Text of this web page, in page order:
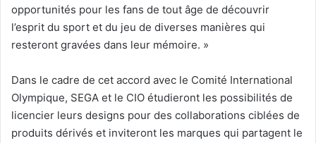
opportunités pour les fans de tout âge de découvrir
l’esprit du sport et du jeu de diverses manières qui
resteront gravées dans leur mémoire. »
Dans le cadre de cet accord avec le Comité International
Olympique, SEGA et le CIO étudieront les possibilités de
licencier leurs designs pour des collaborations ciblées de
produits dérivés et inviteront les marques qui partagent le